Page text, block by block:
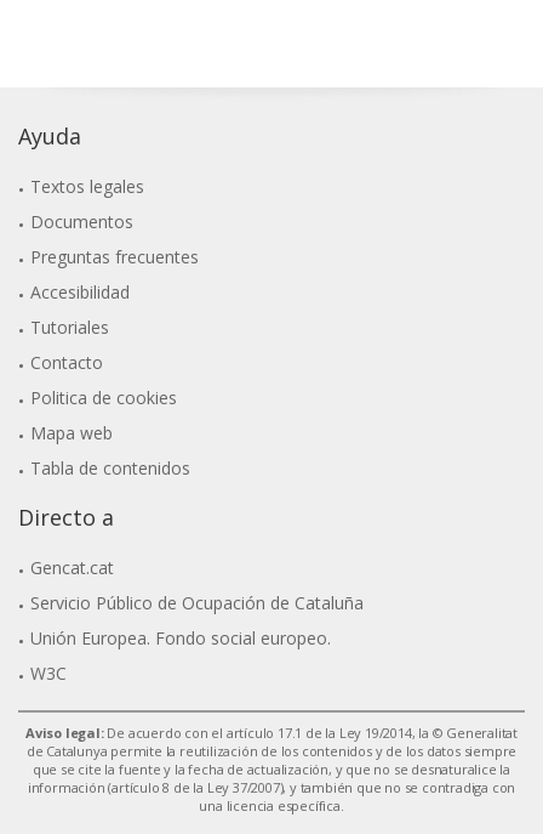
Ayuda
Textos legales
Documentos
Preguntas frecuentes
Accesibilidad
Tutoriales
Contacto
Politica de cookies
Mapa web
Tabla de contenidos
Directo a
Gencat.cat
Servicio Público de Ocupación de Cataluña
Unión Europea. Fondo social europeo.
W3C
Aviso legal:De acuerdo con el artículo 17.1 de la Ley 19/2014, la © Generalitat
de Catalunya permite la reutilización de los contenidos y de los datos siempre
que se cite la fuente y la fecha de actualización, y que no se desnaturalice la
información (artículo 8 de la Ley 37/2007), y también que no se contradiga con
una licencia específica.